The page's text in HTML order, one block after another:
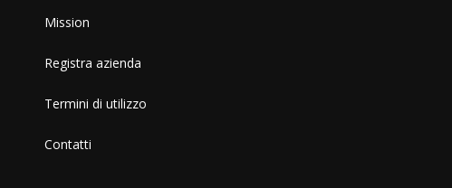
Mission
Registra azienda
Termini di utilizzo
Contatti